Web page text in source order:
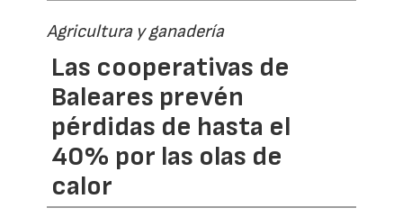
Agricultura y ganadería
Las cooperativas de
Baleares prevén
pérdidas de hasta el
40% por las olas de
calor